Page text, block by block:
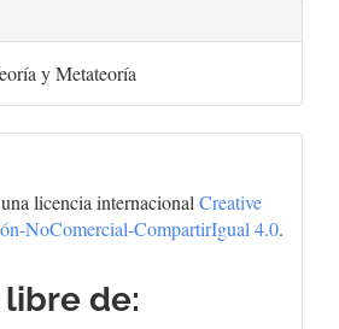
y Metateoría
licencia internacionalCreative
NoComercial-CompartirIgual 4.0.
de: